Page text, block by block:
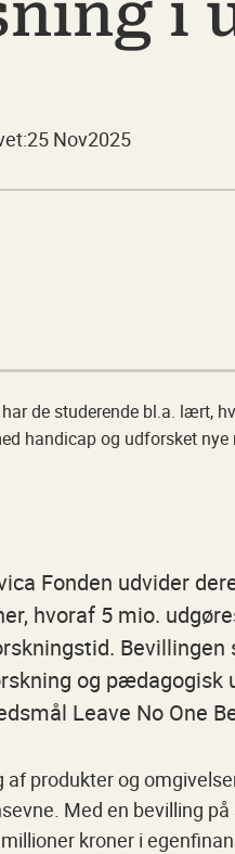
i
25 Nov2025
de studerende bl.a. lært,
handicap og udforsket
Fonden udvider
hvoraf 5 mio.
Bevillingen
og pædagogisk
Leave No One
produkter og
Med en bevilling
kroner i